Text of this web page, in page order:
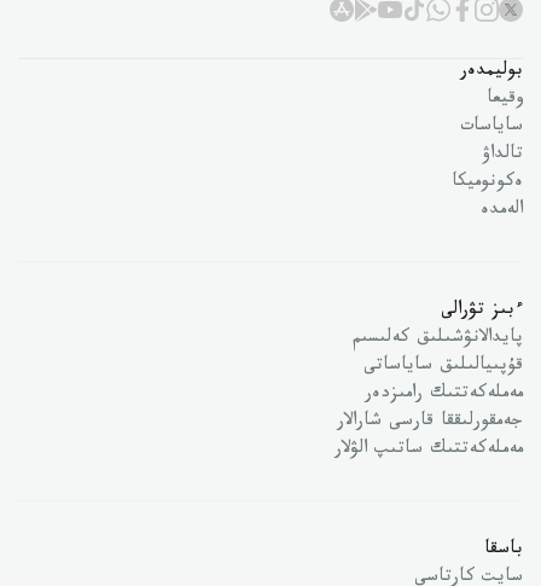
بوليمدەر
وقيعا
ساياسات
تالداۋ
ەكونوميكا
الەمدە
ءبىز تۋرالى
پايدالانۋشىلىق كەلىسىم
قۇپىيالىلىق ساياساتى
مەملەكەتتىك رامىزدەر
جەمقورلىققا قارسى شارالار
مەملەكەتتىك ساتىپ الۋلار
باسقا
سايت كارتاسى